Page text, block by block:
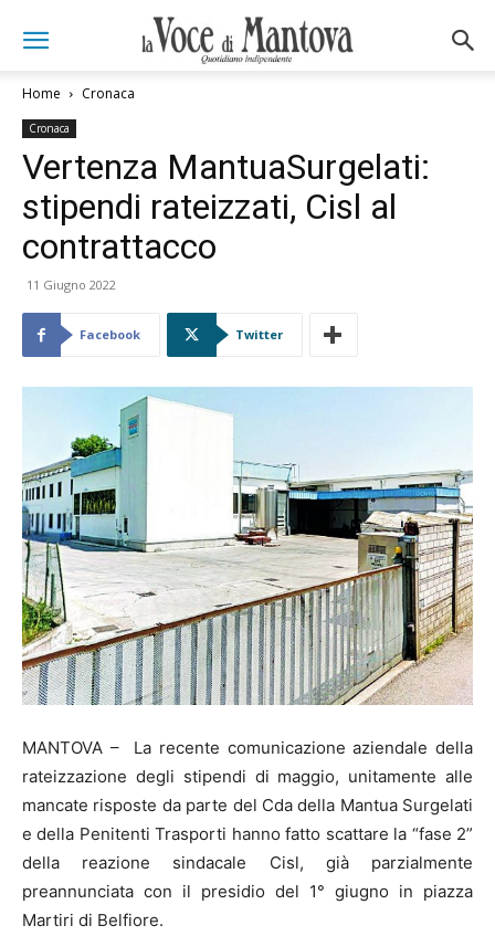
Home Cronaca
Cronaca
Vertenza MantuaSurgelati:
stipendi rateizzati, Cisl al
contrattacco
11 Giugno 2022
Facebook Twitter
MANTOVA – La recente comunicazione aziendale della
rateizzazione degli stipendi di maggio, unitamente alle
mancate risposte da parte del Cda della Mantua Surgelati
e della Penitenti Trasporti hanno fatto scattare la “fase 2”
della reazione sindacale Cisl, già parzialmente
preannunciata con il presidio del 1° giugno in piazza
Martiri di Belfiore.